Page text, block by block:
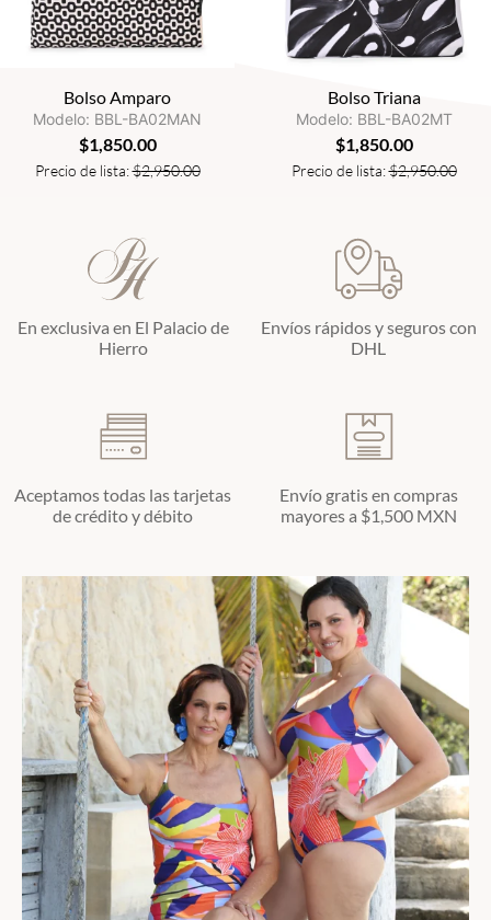
Bolso Amparo
Modelo: BBL-BA02MAN
$1,850.00
Precio de lista:$2,950.00
Bolso Triana
Modelo: BBL-BA02MT
$1,850.00
Precio de lista:$2,950.00
En exclusiva en El Palacio de
Hierro
Envíos rápidos y seguros con
DHL
Aceptamos todas las tarjetas
de crédito y débito
Envío gratis en compras
mayores a $1,500 MXN